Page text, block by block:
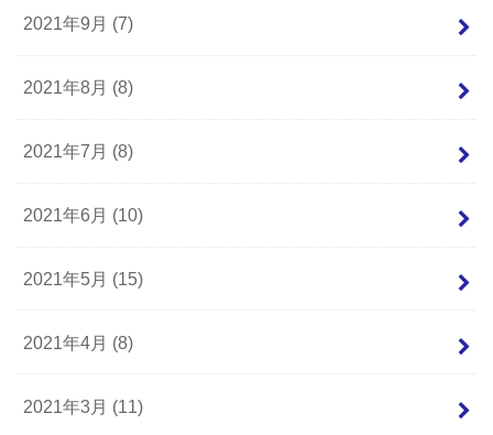
2021年9月 (7)
2021年8月 (8)
2021年7月 (8)
2021年6月 (10)
2021年5月 (15)
2021年4月 (8)
2021年3月 (11)